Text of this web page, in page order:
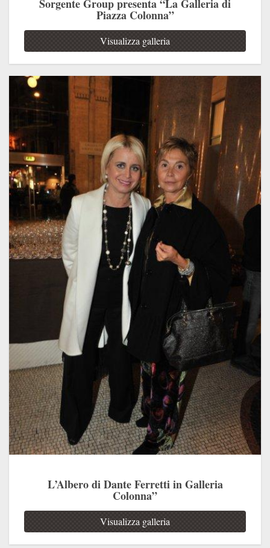
Sorgente Group presenta “La Galleria di
Piazza Colonna”
Visualizza galleria
L’Albero di Dante Ferretti in Galleria
Colonna”
Visualizza galleria